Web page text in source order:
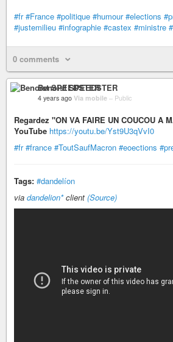
#fr #France #politique #humour #elections
#justemilieu #infographie #castex #ministre
0 comments
Benoist SPEEDSTER
4 years ago Via mobile – Public
Regardez "ON VA FAIRE UN COUCOU A
YouTube https://youtu.be/Yst9U3qVvI0
#fr #france #ToutSaufMacron #eoections
Tags: #dandelíon
via dandelion*client (Source)